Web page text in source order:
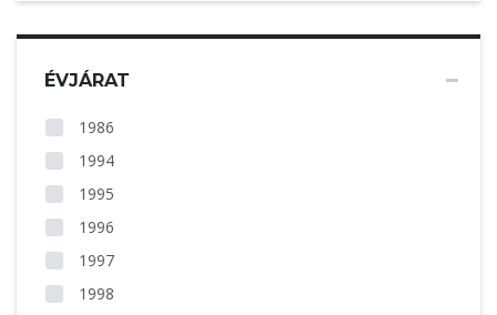
ÉVJÁRAT
1986
1994
1995
1996
1997
1998